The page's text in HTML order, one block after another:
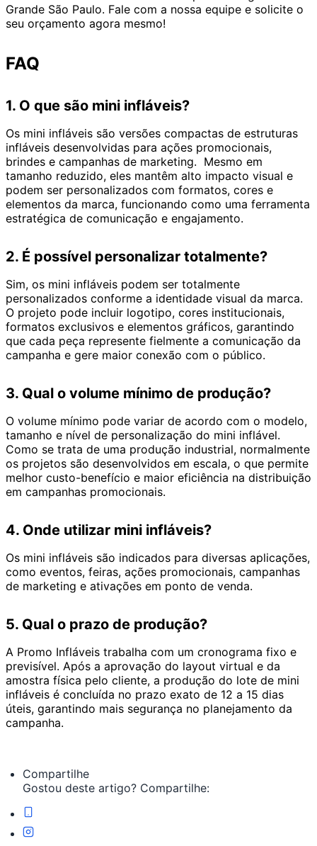
Grande São Paulo. Fale com a nossa equipe e solicite o
seu orçamento agora mesmo!
FAQ
1. O que são mini infláveis?
Os mini infláveis são versões compactas de estruturas
infláveis desenvolvidas para ações promocionais,
brindes e campanhas de marketing. Mesmo em
tamanho reduzido, eles mantêm alto impacto visual e
podem ser personalizados com formatos, cores e
elementos da marca, funcionando como uma ferramenta
estratégica de comunicação e engajamento.
2. É possível personalizar totalmente?
Sim, os mini infláveis podem ser totalmente
personalizados conforme a identidade visual da marca.
O projeto pode incluir logotipo, cores institucionais,
formatos exclusivos e elementos gráficos, garantindo
que cada peça represente fielmente a comunicação da
campanha e gere maior conexão com o público.
3. Qual o volume mínimo de produção?
O volume mínimo pode variar de acordo com o modelo,
tamanho e nível de personalização do mini inflável.
Como se trata de uma produção industrial, normalmente
os projetos são desenvolvidos em escala, o que permite
melhor custo-benefício e maior eficiência na distribuição
em campanhas promocionais.
4. Onde utilizar mini infláveis?
Os mini infláveis são indicados para diversas aplicações,
como eventos, feiras, ações promocionais, campanhas
de marketing e ativações em ponto de venda.
5. Qual o prazo de produção?
A Promo Infláveis trabalha com um cronograma fixo e
previsível. Após a aprovação do layout virtual e da
amostra física pelo cliente, a produção do lote de mini
infláveis é concluída no prazo exato de 12 a 15 dias
úteis, garantindo mais segurança no planejamento da
campanha.
Compartilhe
Gostou deste artigo? Compartilhe: